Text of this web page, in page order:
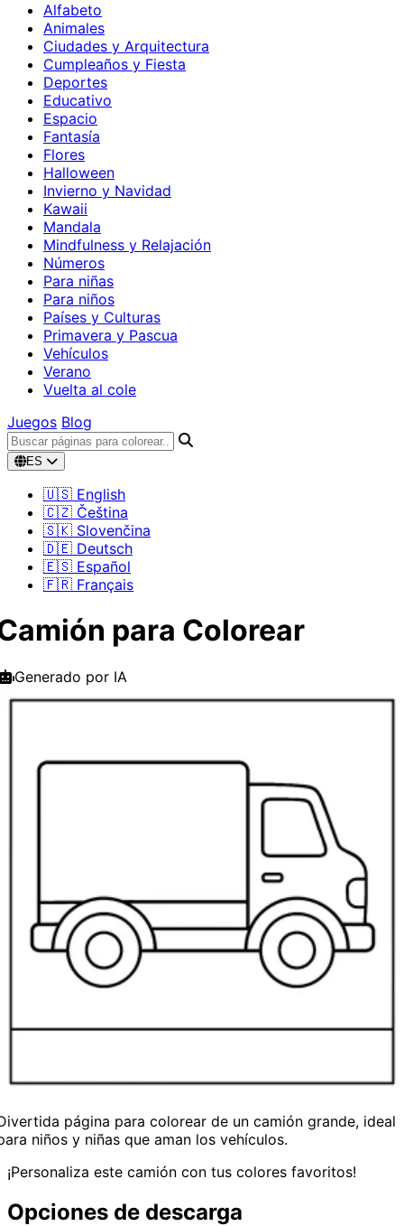
Alfabeto
Animales
Ciudades y Arquitectura
Cumpleaños y Fiesta
Deportes
Educativo
Espacio
Fantasía
Flores
Halloween
Invierno y Navidad
Kawaii
Mandala
Mindfulness y Relajación
Números
Para niñas
Para niños
Países y Culturas
Primavera y Pascua
Vehículos
Verano
Vuelta al cole
Juegos Blog
ES
🇺🇸 English
🇨🇿 Čeština
🇸🇰 Slovenčina
🇩🇪 Deutsch
🇪🇸 Español
🇫🇷 Français
para Colorear
Generado por IA
página para colorear de un camión grande, ideal
niños y niñas que aman los vehículos.
¡Personaliza este camión con tus colores favoritos!
Opciones de descarga